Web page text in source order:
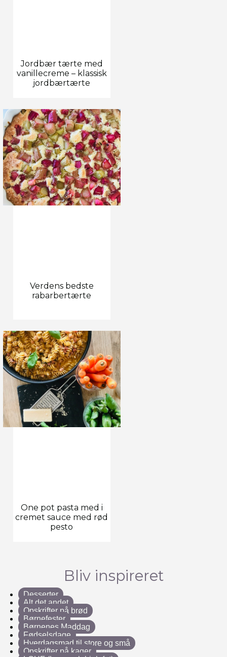
Jordbær tærte med
vanillecreme – klassisk
jordbærtærte
Verdens bedste
rabarbertærte
One pot pasta med i
cremet sauce med rød
pesto
Bliv inspireret
Desserter
Alt det andet
Opskrifter på brød
Børnefester
Børnenes Maddag
Fødselsdage
Hverdagsmad til store og små
Opskrifter på kager